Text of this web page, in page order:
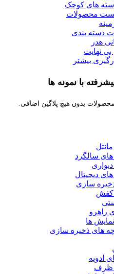
های کوچک
محصولات
دسته بندی
هدر
بی نهایت
بیشتر
با نمونه ها
بدون هیچ پلاگین اضافی.
سالگرد
دیجیتال
سازی
کفش
راهرو
ها
های ذخیره سازی
ادویه
ظرف